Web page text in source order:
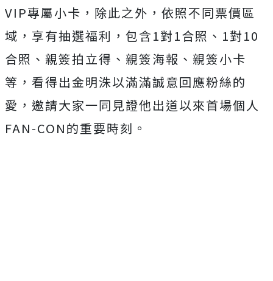
VIP專屬小卡，除此之外，依照不同票價區
域， 享有抽選福利，包含1對1合照、1對10
合照、親簽拍立得、 親簽海報、親簽小卡
等，看得出金明洙以滿滿誠意回應粉絲的
愛， 邀請大家一同見證他出道以來首場個人
FAN-CON的重要時刻。